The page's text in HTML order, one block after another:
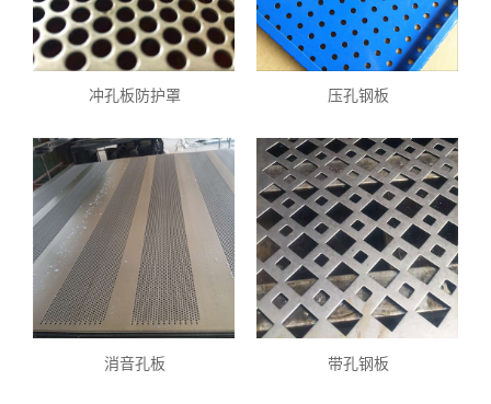
冲孔板防护罩 压孔钢板
消音孔板 带孔钢板